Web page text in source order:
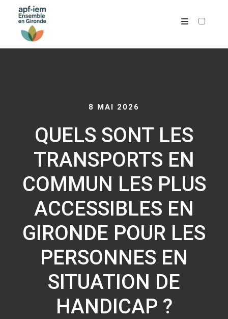
8 MAI 2026
QUELS SONT LES
TRANSPORTS EN
COMMUN LES PLUS
ACCESSIBLES EN
GIRONDE POUR LES
PERSONNES EN
SITUATION DE
HANDICAP ?